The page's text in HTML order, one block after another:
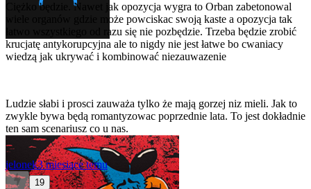
Ciężko będzie. Nawet jak opozycja wygra to Orban zabetonowal
wiele organów gdzie może powciskac swoją kaste a opozycja tak
łatwo wszystkiego od razu się nie pozbędzie. Trzeba będzie zrobić
krucjatę antykorupcyjna ale to nigdy nie jest łatwe bo cwaniacy
wiedzą jak ukrywać i kombinować niezauwazenie
Ludzie słabi i prosci zauważa tylko że mają gorzej niz mieli. Jak to
zwykle bywa będą romantyzowac poprzednie lata. To jest dokładnie
ten sam scenariusz co u nas.
jelonek3 miesiące temu
19